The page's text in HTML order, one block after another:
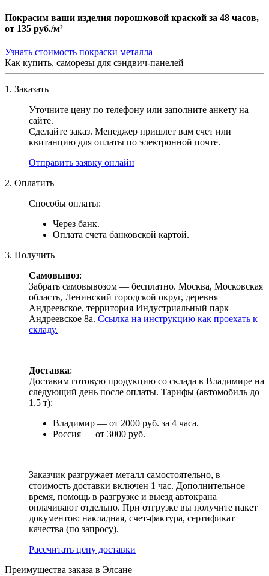
Покрасим ваши изделия порошковой краской за 48 часов,
от 135 руб./м²
Узнать стоимость покраски металла
Как купить, саморезы для сэндвич-панелей
1. Заказать
Уточните цену по телефону или заполните анкету на
сайте.
Сделайте заказ. Менеджер пришлет вам счет или
квитанцию для оплаты по электронной почте.
Отправить заявку онлайн
2. Оплатить
Способы оплаты:
Через банк.
Оплата счета банковской картой.
3. Получить
Самовывоз:
Забрать самовывозом — бесплатно. Москва, Московская
область, Ленинский городской округ, деревня
Андреевское, территория Индустриальный парк
Андреевское 8а. Ссылка на инструкцию как проехать к
складу.
Доставка:
Доставим готовую продукцию со склада в Владимире на
следующий день после оплаты. Тарифы (автомобиль до
1.5 т):
Владимир — от 2000 руб. за 4 часа.
Россия — от 3000 руб.
Заказчик разгружает металл самостоятельно, в
стоимость доставки включен 1 час. Дополнительное
время, помощь в разгрузке и выезд автокрана
оплачивают отдельно. При отгрузке вы получите пакет
документов: накладная, счет-фактура, сертификат
качества (по запросу).
Раcсчитать цену доставки
Преимущества заказа в Элсане